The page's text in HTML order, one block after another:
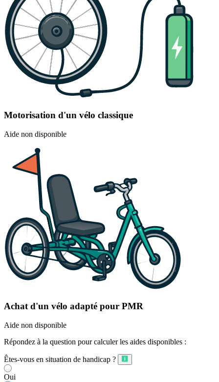
Motorisation d'un vélo classique
Aide non disponible
Achat d'un vélo adapté pour PMR
Aide non disponible
Répondez à la question pour calculer les aides disponibles :
Êtes-vous en situation de handicap ?
Oui